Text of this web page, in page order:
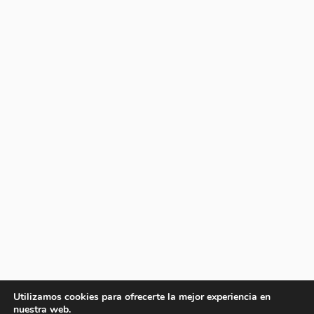
Utilizamos cookies para ofrecerte la mejor experiencia en
nuestra web.